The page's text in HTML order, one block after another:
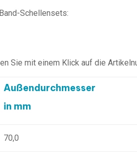
Schellensets:
Sie mit einem Klick auf die
Außendurchmesser
in mm
70,0